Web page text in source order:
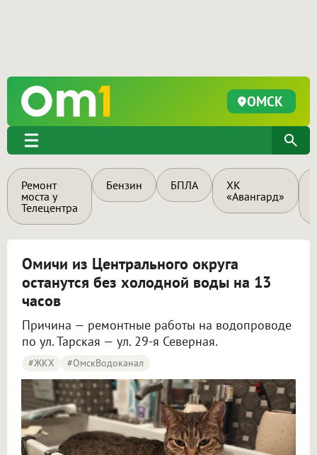
ОМСК
Ремонт
моста у
Телецентра
Бензин БПЛА
ХК
«Авангард»
Омичи из Центрального округа
останутся без холодной воды на 13
часов
Причина — ремонтные работы на водопроводе
по ул. Тарская — ул. 29-я Северная.
#ЖКХ #ОмскВодоканал